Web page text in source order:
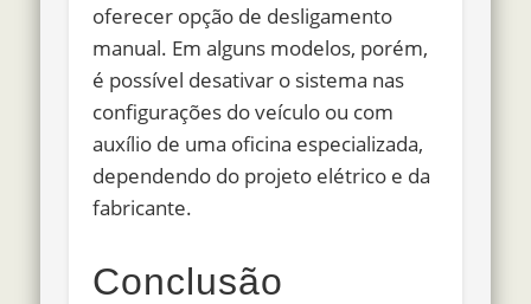
oferecer opção de desligamento
manual. Em alguns modelos, porém,
é possível desativar o sistema nas
configurações do veículo ou com
auxílio de uma oficina especializada,
dependendo do projeto elétrico e da
fabricante.
Conclusão